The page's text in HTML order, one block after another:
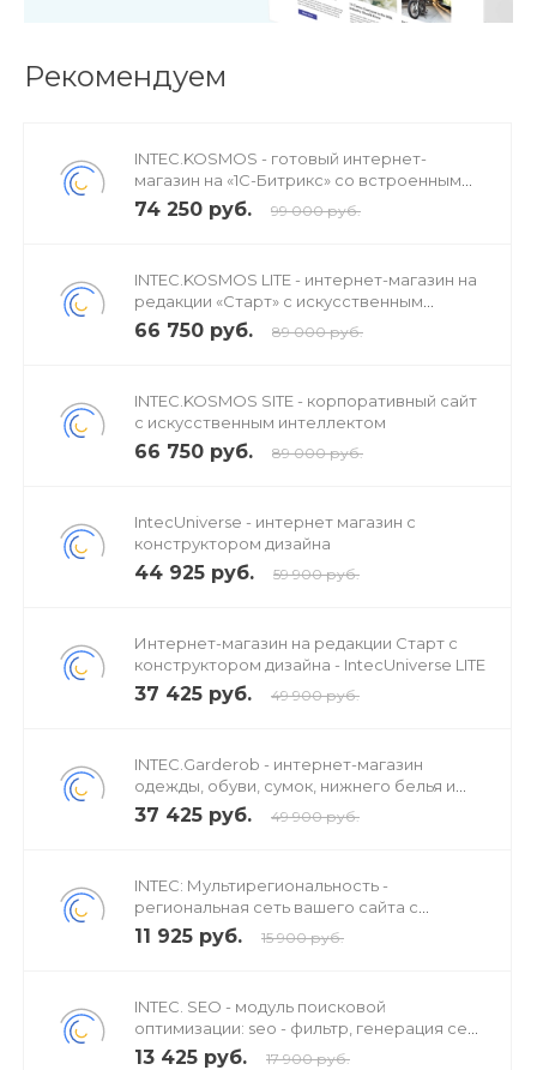
Рекомендуем
INTEC.KOSMOS - готовый интернет-
магазин на «1С-Битрикс» со встроенным
искусственным интеллектом
74 250 руб. 99 000 руб.
INTEC.KOSMOS LITE - интернет-магазин на
редакции «Старт» с искусственным
интеллектом
66 750 руб. 89 000 руб.
INTEC.KOSMOS SITE - корпоративный сайт
с искусственным интеллектом
66 750 руб. 89 000 руб.
IntecUniverse - интернет магазин с
конструктором дизайна
44 925 руб. 59 900 руб.
Интернет-магазин на редакции Старт с
конструктором дизайна - IntecUniverse LITE
37 425 руб. 49 900 руб.
INTEC.Garderob - интернет-магазин
одежды, обуви, сумок, нижнего белья и
аксессуаров
37 425 руб. 49 900 руб.
INTEC: Мультирегиональность -
региональная сеть вашего сайта с
продвижением в поисковиках
11 925 руб. 15 900 руб.
INTEC. SEO - модуль поисковой
оптимизации: seo - фильтр, генерация сео
- текстов, H1, мета-тегов
13 425 руб. 17 900 руб.